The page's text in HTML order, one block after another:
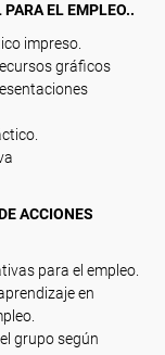
EL EMPLEO..
impreso.
gráficos
ACCIONES
para el empleo.
en
grupo según